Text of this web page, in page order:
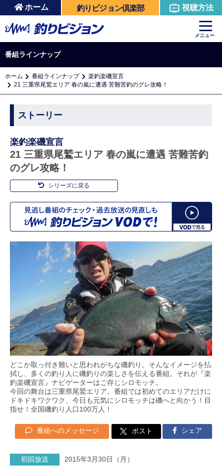
ホーム 釣りビジョン倶楽部 視聴方法
メニュー
番組ラインナップ
ホーム 番組ラインナップ
楽釣楽磯宣言
21 三重県尾鷲エリア 春の嵐に遭遇 苦難苦釣のグレ攻略！
ストーリー
楽釣楽磯宣言
21 三重県尾鷲エリア 春の嵐に遭遇 苦難苦釣
のグレ攻略！
シリーズに戻る
どこか取っ付き難いと思われがちな磯釣り。そんなイメージを払
拭し、多くの釣り人に磯釣りの楽しさを伝える番組。それが『楽
釣楽磯宣言』ナビゲーターはご存じシロモッチ。
今回の舞台は三重県尾鷲エリア。番組では初めてのエリアだけに
ドキドキワクワク、今日も元気にシロモッチは磯へと向かう！目
指せ！全国磯釣り人口100万人！
番組へのメッセージ ポスト シェア
初回放送 2015年3月30日（月）